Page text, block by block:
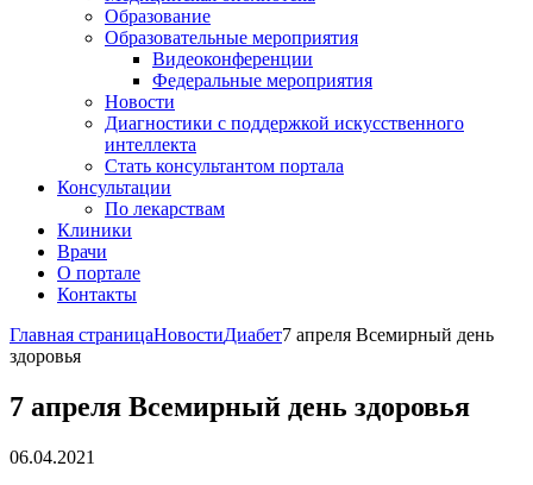
Образование
Образовательные мероприятия
Видеоконференции
Федеральные мероприятия
Новости
Диагностики с поддержкой искусственного
интеллекта
Стать консультантом портала
Консультации
По лекарствам
Клиники
Врачи
О портале
Контакты
Главная страницаНовостиДиабет7 апреля Всемирный день
здоровья
7 апреля Всемирный день здоровья
06.04.2021